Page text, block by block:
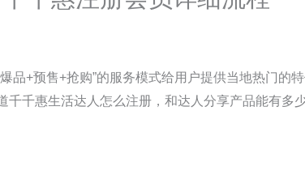
品+预售+抢购”的服务模式给用户提供当地热门的
千惠生活达人怎么注册，和达人分享产品能有多